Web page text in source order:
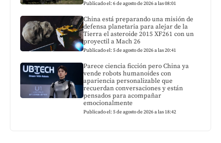
Publicado el: 6 de agosto de 2026 a las 08:01
China está preparando una misión de
defensa planetaria para alejar de la
Tierra el asteroide 2015 XF261 con un
proyectil a Mach 26
Publicado el: 5 de agosto de 2026 a las 20:41
Parece ciencia ficción pero China ya
vende robots humanoides con
apariencia personalizable que
recuerdan conversaciones y están
pensados para acompañar
emocionalmente
Publicado el: 5 de agosto de 2026 a las 18:42